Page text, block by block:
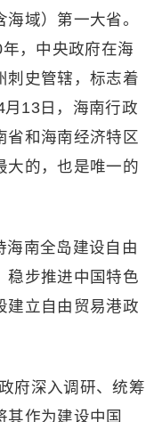
域）第一大省。
，中央政府在海
刺史管辖，标志着
13日，海南行政
省和海南经济特区
大的，也是唯一的
海南全岛建设自由
稳步推进中国特色
建立自由贸易港政
府深入调研、统筹
其作为建设中国